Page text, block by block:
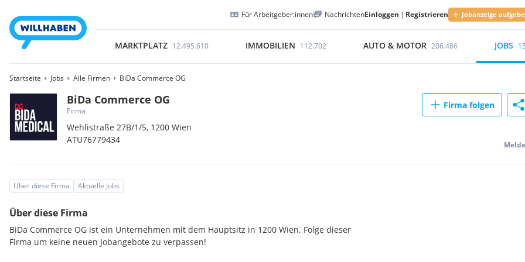
Für Arbeitgeber:innen NachrichtenEinloggen | Registrieren Jobanzeige
MARKTPLATZ 12.495.610 IMMOBILIEN 112.702 AUTO & MOTOR 206.486 JOBS
Startseite Jobs Alle Firmen BiDa Commerce OG
BiDa Commerce OG
Firma
Wehlistraße 27B/1/5, 1200Wien
ATU76779434
Firma folgen
Über diese Firma Aktuelle Jobs
Über diese Firma
BiDa Commerce OG ist ein Unternehmen mit dem Hauptsitz in 1200 Wien. Folge dieser
Firma um keine neuen Jobangebote zu verpassen!